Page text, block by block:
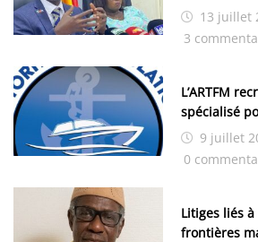
examens
les
13 juillet
3
L’ARTFM
spécialisé
études9 juillet
0
Litiges liés
frontières